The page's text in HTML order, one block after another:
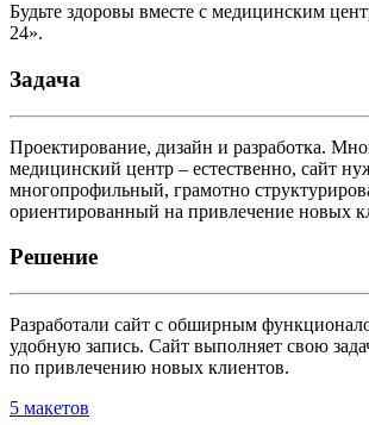
Будьте здоровы вместе с медицинским
24».
Задача
Проектирование, дизайн и разработка.
медицинский центр – естественно, сайт
многопрофильный, грамотно
ориентированный на привлечение новых
Решение
Разработали сайт с обширным
удобную запись. Сайт выполняет свою
по привлечению новых клиентов.
5 макетов